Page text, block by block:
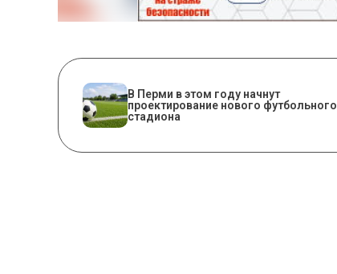
В Перми в этом году начнут
проектирование нового футбольного
стадиона